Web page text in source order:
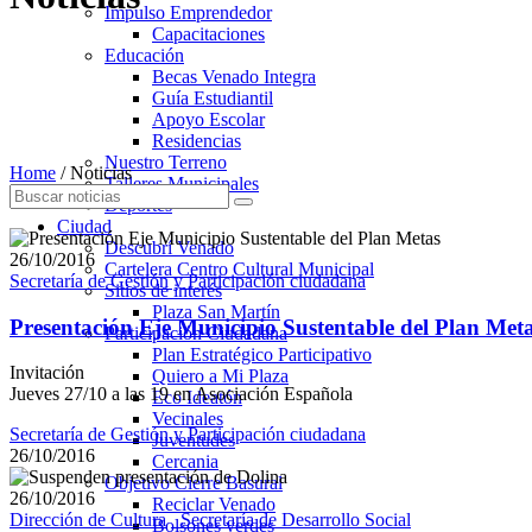
Impulso Emprendedor
Capacitaciones
Educación
Becas Venado Integra
Guía Estudiantil
Apoyo Escolar
Residencias
Nuestro Terreno
Talleres Municipales
Deportes
Ciudad
Descubrí Venado
Cartelera Centro Cultural Municipal
Sitios de interés
Plaza San Martín
Participación Ciudadana
Plan Estratégico Participativo
Quiero a Mi Plaza
Eco Ideatón
Vecinales
Juventudes
Cercania
Objetivo Cierre Basural
Reciclar Venado
Bolsones verdes
Home /Noticias
26/10/2016
Secretaría de Gestión y Participación ciudadana
Presentación Eje Municipio Sustentable del Plan
Invitación
Jueves 27/10 a las 19 en Asociación Española
Secretaría de Gestión y Participación ciudadana
26/10/2016
26/10/2016
Dirección de Cultura _Secretaría de Desarrollo Social